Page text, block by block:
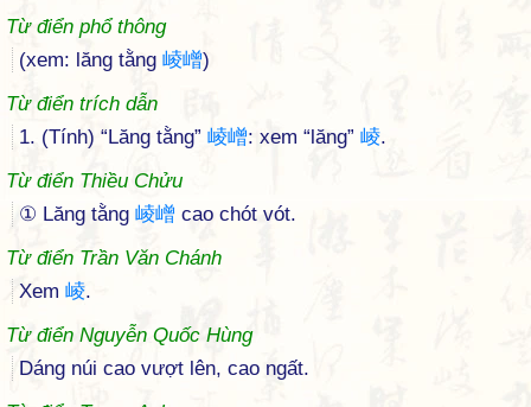
Từ điển phổ thông
(xem: lăng tằng 崚嶒)
Từ điển trích dẫn
1. (Tính) “Lăng tằng” 崚嶒: xem “lăng” 崚.
Từ điển Thiều Chửu
① Lăng tằng 崚嶒 cao chót vót.
Từ điển Trần Văn Chánh
Xem 崚.
Từ điển Nguyễn Quốc Hùng
Dáng núi cao vượt lên, cao ngất.